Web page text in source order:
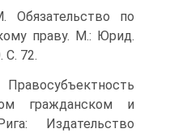
по
праву. М.: Юрид.
72.
гражданском и
Издательство